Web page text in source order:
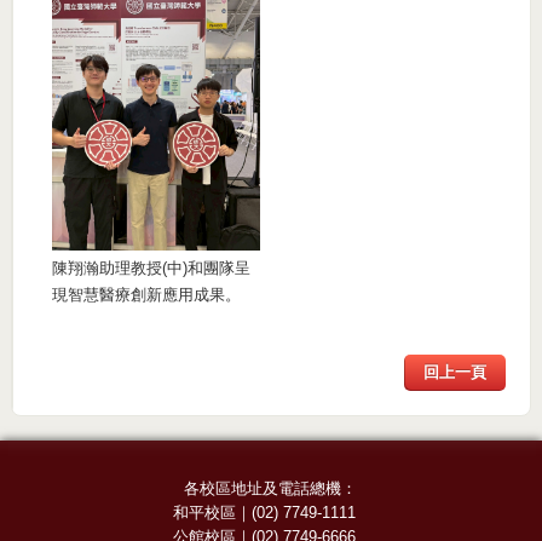
陳翔瀚助理教授(中)和團隊呈
現智慧醫療創新應用成果。
回上一頁
各校區地址及電話總機：
和平校區 ｜(02) 7749-1111
公館校區 ｜(02) 7749-6666